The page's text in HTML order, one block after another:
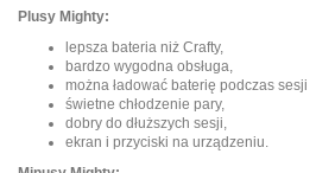
Plusy Mighty:
lepsza bateria niż Crafty,
bardzo wygodna obsługa,
można ładować baterię podczas sesji
świetne chłodzenie pary,
dobry do dłuższych sesji,
ekran i przyciski na urządzeniu.